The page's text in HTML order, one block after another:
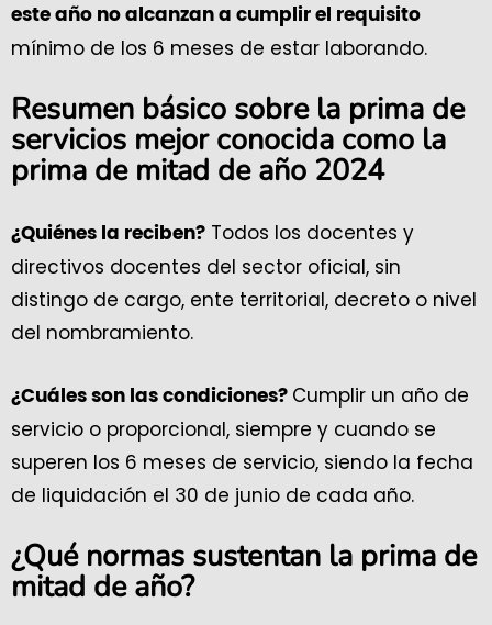
este año no alcanzan a cumplir el requisito
mínimo de los 6 meses de estar laborando.
Resumen básico sobre la prima de
servicios mejor conocida como la
prima de mitad de año 2024
¿Quiénes la reciben? Todos los docentes y
directivos docentes del sector oficial, sin
distingo de cargo, ente territorial, decreto o nivel
del nombramiento.
¿Cuáles son las condiciones? Cumplir un año de
servicio o proporcional, siempre y cuando se
superen los 6 meses de servicio, siendo la fecha
de liquidación el 30 de junio de cada año.
¿Qué normas sustentan la prima de
mitad de año?